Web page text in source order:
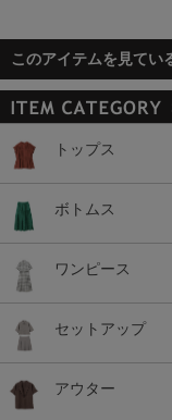
このアイテムを見てい
トップス
ボトムス
ワンピース
セットアップ
アウター